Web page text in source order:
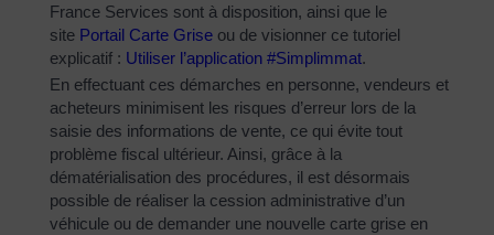
France Services sont à disposition, ainsi que le
site Portail Carte Grise ou de visionner ce tutoriel
explicatif : Utiliser l’application #Simplimmat.
En effectuant ces démarches en personne, vendeurs et
acheteurs minimisent les risques d’erreur lors de la
saisie des informations de vente, ce qui évite tout
problème fiscal ultérieur. Ainsi, grâce à la
dématérialisation des procédures, il est désormais
possible de réaliser la cession administrative d’un
véhicule ou de demander une nouvelle carte grise en